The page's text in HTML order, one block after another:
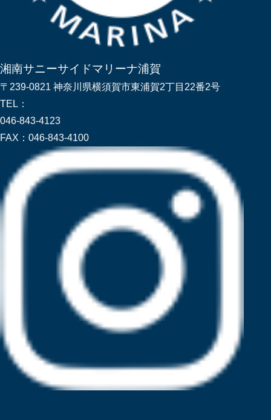
湘南サニーサイドマリーナ浦賀
〒239-0821 神奈川県横須賀市東浦賀2丁目22番2号
TEL：
046-843-4123
FAX： 046-843-4100